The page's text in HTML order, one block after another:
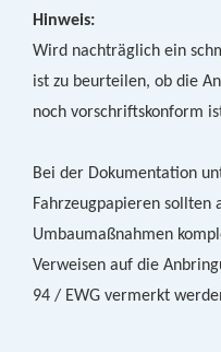
Hinweis:
Wird nachträglich ein
ist zu beurteilen, ob die
noch vorschriftskonform
Bei der Dokumentation
Fahrzeugpapieren sollten
Umbaumaßnahmen
Verweisen auf die
94 / EWG vermerkt